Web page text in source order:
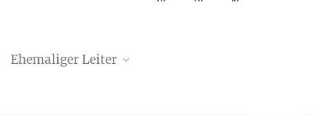
Ehemaliger Leiter